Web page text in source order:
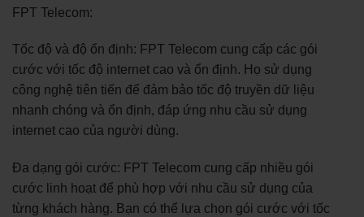
FPT Telecom:
Tốc độ và độ ổn định: FPT Telecom cung cấp các gói
cước với tốc độ internet cao và ổn định. Họ sử dụng
công nghệ tiên tiến để đảm bảo tốc độ truyền dữ liệu
nhanh chóng và ổn định, đáp ứng nhu cầu sử dụng
internet cao của người dùng.
Đa dạng gói cước: FPT Telecom cung cấp nhiều gói
cước linh hoạt để phù hợp với nhu cầu sử dụng của
từng khách hàng. Bạn có thể lựa chọn gói cước với tốc